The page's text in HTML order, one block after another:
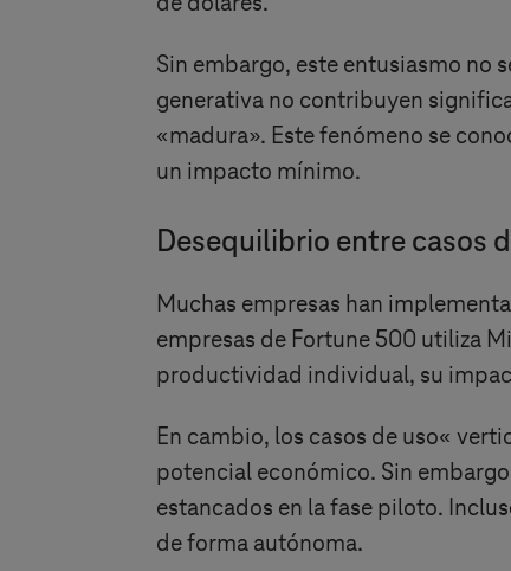
Sin embargo, este entusiasmo no
generativa no contribuyen
«madura». Este fenómeno se
un impacto mínimo.
Desequilibrio entre casos
Muchas empresas han
empresas de Fortune 500 utiliza
productividad individual, su
En cambio, los casos de uso«
potencial económico. Sin
estancados en la fase piloto.
de forma autónoma.